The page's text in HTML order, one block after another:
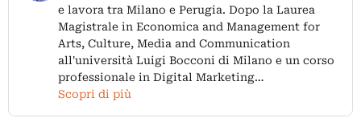
e lavora tra Milano e Perugia. Dopo la Laurea
Magistrale in Economica and Management for
Arts, Culture, Media and Communication
all'università Luigi Bocconi di Milano e un corso
professionale in Digital Marketing…
Scopri di più